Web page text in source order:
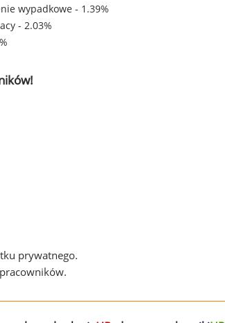
wypadkowe - 1.39%
- 2.03%
prywatnego.